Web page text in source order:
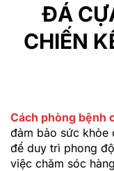
ĐÁ
CHIẾN
Cách phòng bệnh
đảm bảo sức khỏe
để duy trì phong
việc chăm sóc